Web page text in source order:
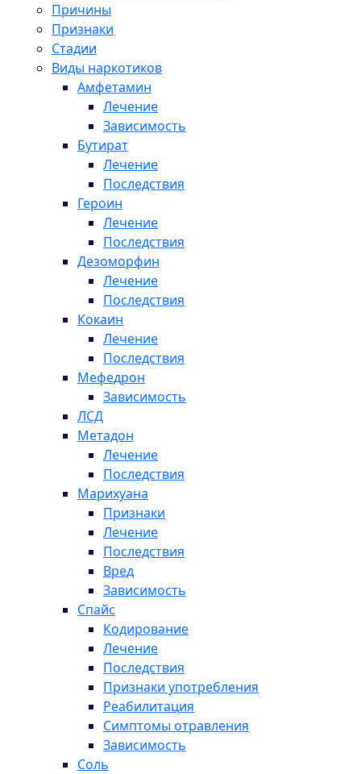
Причины
Признаки
Стадии
Виды наркотиков
Амфетамин
Лечение
Зависимость
Бутират
Лечение
Последствия
Героин
Лечение
Последствия
Дезоморфин
Лечение
Последствия
Кокаин
Лечение
Последствия
Мефедрон
Зависимость
ЛСД
Метадон
Лечение
Последствия
Марихуана
Признаки
Лечение
Последствия
Вред
Зависимость
Спайс
Кодирование
Лечение
Последствия
Признаки употребления
Реабилитация
Симптомы отравления
Зависимость
Соль